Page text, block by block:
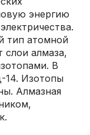
энергию
тип атомной
слои алмаза,
В
14. Изотопы
Алмазная